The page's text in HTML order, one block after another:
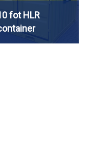
fot HLR